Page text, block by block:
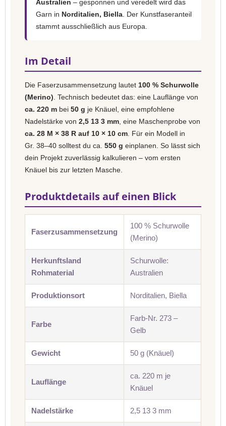
Australien – gesponnen und veredelt wird das
Garn in Norditalien, Biella . Der Kunstfaseranteil
stammt ausschließlich aus Europa.
Im Detail
Die Faserzusammensetzung lautet 100 % Schurwolle
(Merino) . Technisch bedeutet das: eine Lauflänge von
ca. 220 m bei 50 g je Knäuel, eine empfohlene
Nadelstärke von 2,5 13 3 mm , eine Maschenprobe von
ca. 28 M × 38 R auf 10 × 10 cm . Für ein Modell in
Gr. 38–40 solltest du ca. 550 g einplanen. So lässt sich
dein Projekt zuverlässig kalkulieren – vom ersten
Knäuel bis zur letzten Masche.
Produktdetails auf einen Blick
Faserzusammensetzung
100 % Schurwolle
(Merino)
Herkunftsland
Rohmaterial
Schurwolle:
Australien
Produktionsort Norditalien, Biella
Farbe
Farb-Nr. 273 –
Gelb
Gewicht 50 g (Knäuel)
Lauflänge
ca. 220 m je
Knäuel
Nadelstärke 2,5 13 3 mm